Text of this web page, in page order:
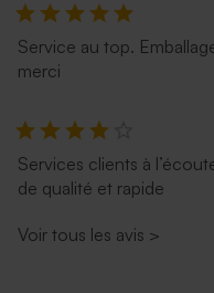
Service au top.
merci
Services clients à
de qualité et rapide
Voir tous les avis >